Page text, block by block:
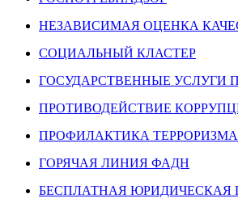
НЕЗАВИСИМАЯ ОЦЕНКА
СОЦИАЛЬНЫЙ КЛАСТЕР
ГОСУДАРСТВЕННЫЕ УСЛУГИ
ПРОТИВОДЕЙСТВИЕ
ПРОФИЛАКТИКА ТЕРРОРИЗМА
ГОРЯЧАЯ ЛИНИЯ ФАДН
БЕСПЛАТНАЯ